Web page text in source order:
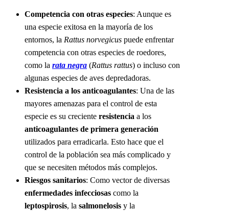
Competencia con otras especies: Aunque es
una especie exitosa en la mayoría de los
entornos, la Rattus norvegicus puede enfrentar
competencia con otras especies de roedores,
como la rata negra (Rattus rattus) o incluso con
algunas especies de aves depredadoras.
Resistencia a los anticoagulantes: Una de las
mayores amenazas para el control de esta
especie es su creciente resistencia a los
anticoagulantes de primera generación
utilizados para erradicarla. Esto hace que el
control de la población sea más complicado y
que se necesiten métodos más complejos.
Riesgos sanitarios: Como vector de diversas
enfermedades infecciosas como la
leptospirosis, la salmonelosis y la